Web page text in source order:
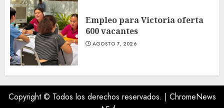
Empleo para Victoria oferta
600 vacantes
AGOSTO 7, 2026
Copyright © Todos los derechos reservados. | ChromeNews